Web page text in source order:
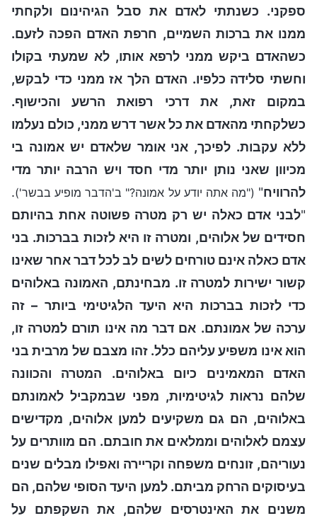
ספקני. כשנתתי לאדם את סבל הגיהינום ולקחתי
ממנו את ברכות השמיים, חרפת האדם הפכה לזעם.
כשהאדם ביקש ממני לרפא אותו, לא שמעתי בקולו
וחשתי סלידה כלפיו. האדם הלך אז ממני כדי לבקש,
במקום זאת, את דרכי רפואת הרשע והכישוף.
כשלקחתי מהאדם את כל אשר דרש ממני, כולם נעלמו
ללא עקבות. לפיכך, אני אומר שלאדם יש אמונה בי
מכיוון שאני נותן יותר מדי חסד ויש הרבה יותר מדי
להרוויח" ("מה אתה יודע על אמונה?" ב'הדבר מופיע בבשר').
"לבני אדם כאלה יש רק מטרה פשוטה אחת בהיותם
חסידים של אלוהים, ומטרה זו היא לזכות בברכות. בני
אדם כאלה אינם טורחים לשים לב לכל דבר אחר שאינו
קשור ישירות למטרה זו. מבחינתם, האמונה באלוהים
כדי לזכות בברכות היא היעד הלגיטימי ביותר – זה
ערכה של אמונתם. אם דבר מה אינו תורם למטרה זו,
הוא אינו משפיע עליהם כלל. זהו מצבם של מרבית בני
האדם המאמינים כיום באלוהים. המטרה והכוונה
שלהם נראות לגיטימיות, מפני שבמקביל לאמונתם
באלוהים, הם גם משקיעים למען אלוהים, מקדישים
עצמם לאלוהים וממלאים את חובתם. הם מוותרים על
נעוריהם, זונחים משפחה וקריירה ואפילו מבלים שנים
בעיסוקים הרחק מביתם. למען היעד הסופי שלהם, הם
משנים את האינטרסים שלהם, את השקפתם על